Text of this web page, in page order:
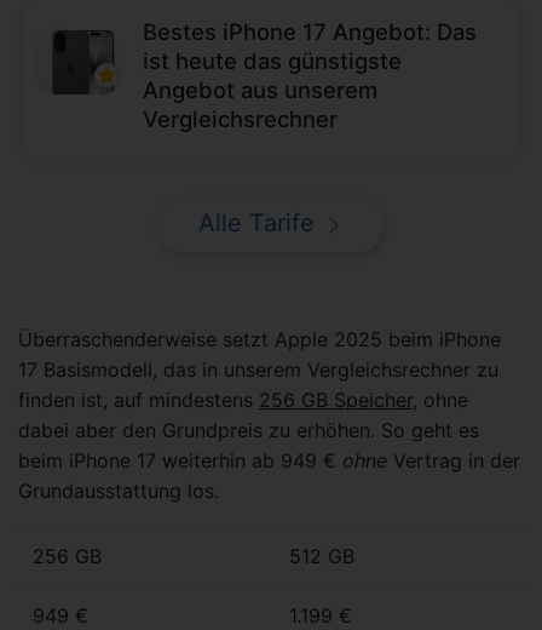
Bestes iPhone 17 Angebot: Das
ist heute das günstigste
Angebot aus unserem
Vergleichsrechner
Alle Tarife
Überraschenderweise setzt Apple 2025 beim iPhone
17 Basismodell, das in unserem Vergleichsrechner zu
finden ist, auf mindestens 256 GB Speicher, ohne
dabei aber den Grundpreis zu erhöhen. So geht es
beim iPhone 17 weiterhin ab 949 € ohne Vertrag in der
Grundausstattung los.
256 GB 512 GB
949 € 1.199 €